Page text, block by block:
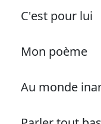
C'est pour lui
Mon poème
Au monde